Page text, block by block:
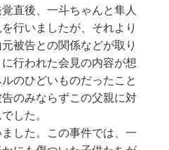
直後、一斗ちゃんと隼人
行いましたが、それより
被告との関係などが取り
行われた会見の内容が想
のひどいものだったこと
のみならずこの父親に対
した。
した。この事件では、一